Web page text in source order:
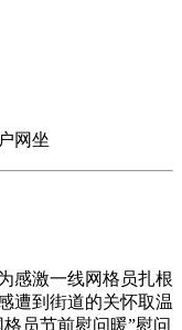
网坐
激一线网格员扎根
遭到街道的关怀取温
员节前慰问暖”慰问